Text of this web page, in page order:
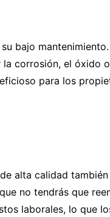
bajo
corrosión, el óxido
para los
alta calidad
no tendrás que
laborales, lo que